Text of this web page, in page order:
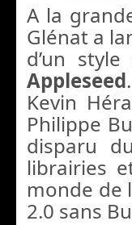
A la
Glénat a
d’un
Appleseed
Kevin
Philippe
disparu
librairies
monde de
2.0 sans